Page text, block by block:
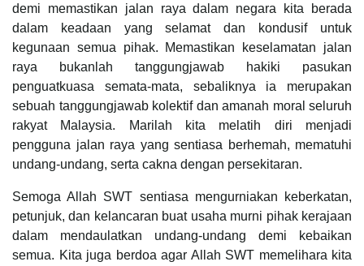
demi memastikan jalan raya dalam negara kita berada
dalam keadaan yang selamat dan kondusif untuk
kegunaan semua pihak. Memastikan keselamatan jalan
raya bukanlah tanggungjawab hakiki pasukan
penguatkuasa semata-mata, sebaliknya ia merupakan
sebuah tanggungjawab kolektif dan amanah moral seluruh
rakyat Malaysia. Marilah kita melatih diri menjadi
pengguna jalan raya yang sentiasa berhemah, mematuhi
undang-undang, serta cakna dengan persekitaran.
Semoga Allah SWT sentiasa mengurniakan keberkatan,
petunjuk, dan kelancaran buat usaha murni pihak kerajaan
dalam mendaulatkan undang-undang demi kebaikan
semua. Kita juga berdoa agar Allah SWT memelihara kita